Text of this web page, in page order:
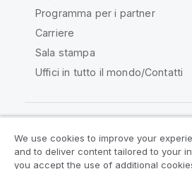
Programma per i partner
Carriere
Sala stampa
Uffici in tutto il mondo/Contatti
Qlik Community
We use cookies to improve your
and to deliver content tailored to your
you accept the use of additional